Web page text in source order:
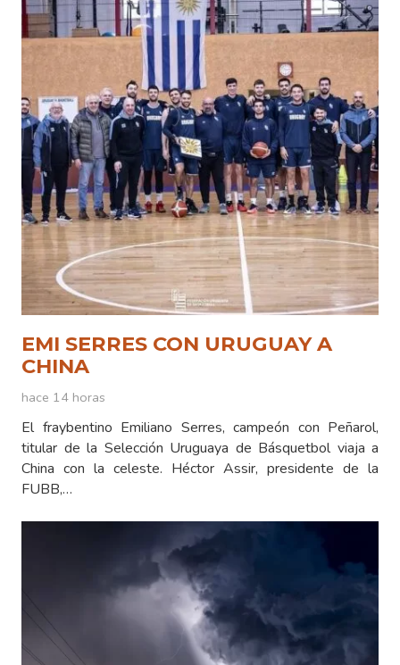
EMI SERRES CON URUGUAY A
CHINA
hace 14 horas
El fraybentino Emiliano Serres, campeón con Peñarol,
titular de la Selección Uruguaya de Básquetbol viaja a
China con la celeste. Héctor Assir, presidente de la
FUBB,…